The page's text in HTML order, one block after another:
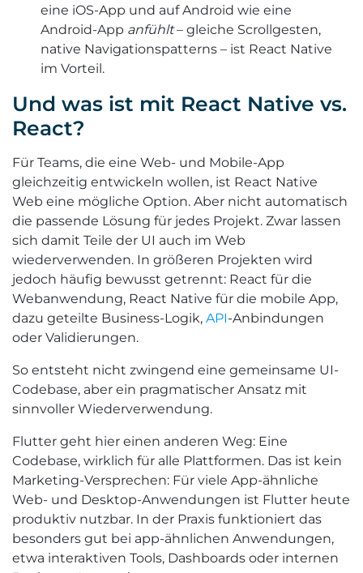
eine iOS-App und auf Android wie eine
Android-App anfühlt– gleiche Scrollgesten,
native Navigationspatterns – ist React Native
im Vorteil.
Und was ist mit React Native vs.
React?
Für Teams, die eine Web- und Mobile-App
gleichzeitig entwickeln wollen, ist React Native
Web eine mögliche Option. Aber nicht automatisch
die passende Lösung für jedes Projekt. Zwar lassen
sich damit Teile der UI auch im Web
wiederverwenden. In größeren Projekten wird
jedoch häufig bewusst getrennt: React für die
Webanwendung, React Native für die mobile App,
dazu geteilte Business-Logik, API-Anbindungen
oder Validierungen.
So entsteht nicht zwingend eine gemeinsame UI-
Codebase, aber ein pragmatischer Ansatz mit
sinnvoller Wiederverwendung.
Flutter geht hier einen anderen Weg: Eine
Codebase, wirklich für alle Plattformen. Das ist kein
Marketing-Versprechen: Für viele App-ähnliche
Web- und Desktop-Anwendungen ist Flutter heute
produktiv nutzbar. In der Praxis funktioniert das
besonders gut bei app-ähnlichen Anwendungen,
etwa interaktiven Tools, Dashboards oder internen